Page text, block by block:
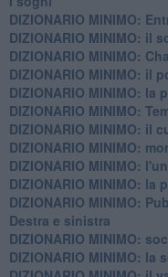
DIZIONARIO MINIMO:
DIZIONARIO MINIMO: il
DIZIONARIO MINIMO:
DIZIONARIO MINIMO: il
DIZIONARIO MINIMO: la
DIZIONARIO MINIMO:
DIZIONARIO MINIMO: il
DIZIONARIO MINIMO:
DIZIONARIO MINIMO:
DIZIONARIO MINIMO: la
DIZIONARIO MINIMO:
Destra e sinistra
DIZIONARIO MINIMO:
DIZIONARIO MINIMO: la